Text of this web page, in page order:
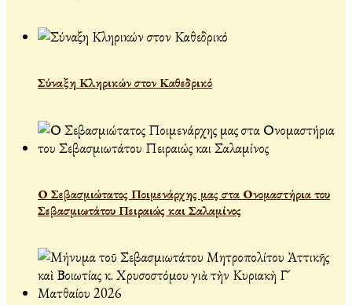
Σύναξη Κληρικών στον Καθεδρικό
Ο Σεβασμιώτατος Ποιμενάρχης μας στα Ονομαστήρια του
Σεβασμιωτάτου Πειραιώς και Σαλαμίνος